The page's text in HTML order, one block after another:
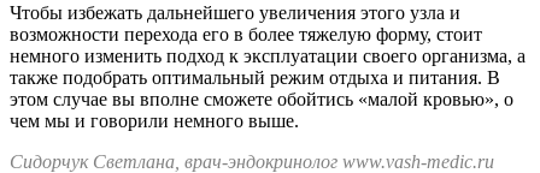
Чтобы избежать дальнейшего увеличения этого узла и
возможности перехода его в более тяжелую форму, стоит
немного изменить подход к эксплуатации своего организма, а
также подобрать оптимальный режим отдыха и питания. В
этом случае вы вполне сможете обойтись «малой кровью», о
чем мы и говорили немного выше.
Сидорчук Светлана, врач-эндокринолог www.vash-medic.ru